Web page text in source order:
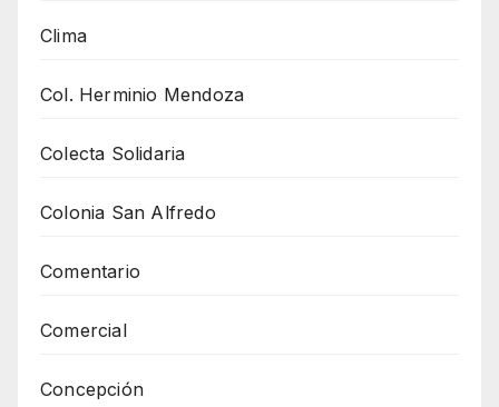
Clima
Col. Herminio Mendoza
Colecta Solidaria
Colonia San Alfredo
Comentario
Comercial
Concepción